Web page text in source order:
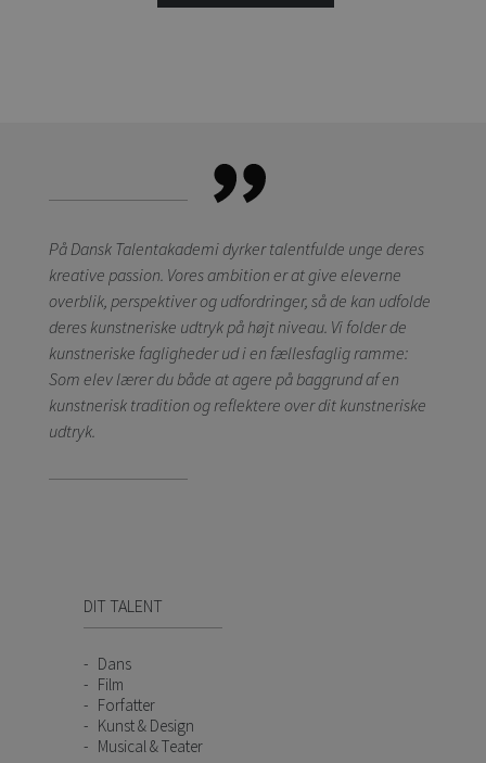
På Dansk Talentakademi dyrker talentfulde unge deres
kreative passion. Vores ambition er at give eleverne
overblik, perspektiver og udfordringer, så de kan udfolde
deres kunstneriske udtryk på højt niveau. Vi folder de
kunstneriske fagligheder ud i en fællesfaglig ramme:
Som elev lærer du både at agere på baggrund af en
kunstnerisk tradition og reflektere over dit kunstneriske
udtryk.
DIT TALENT
Dans
Film
Forfatter
Kunst & Design
Musical & Teater